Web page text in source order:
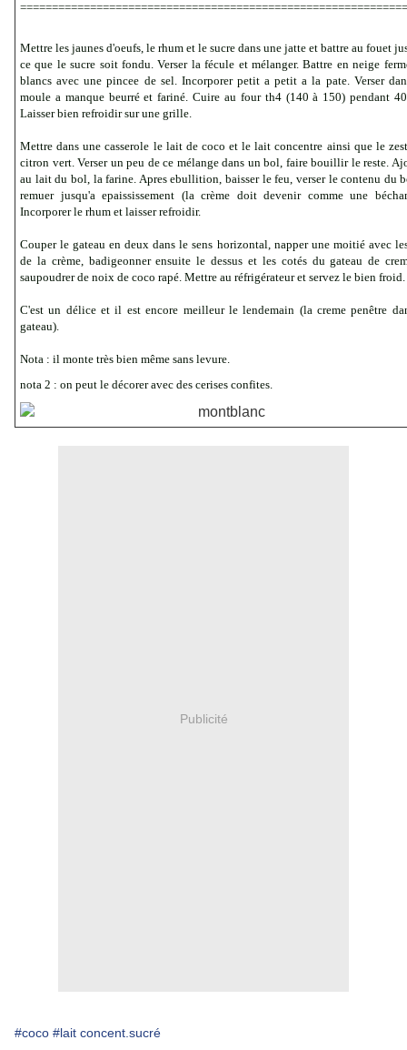
Mettre les jaunes d'oeufs, le rhum et le sucre dans une jatte et battre au fouet
ce que le sucre soit fondu. Verser la fécule et mélanger. Battre en neige
blancs avec une pincee de sel. Incorporer petit a petit a la pate. Verser
moule a manque beurré et fariné. Cuire au four th4 (140 à 150) pendant
Laisser bien refroidir sur une grille.
Mettre dans une casserole le lait de coco et le lait concentre ainsi que le
citron vert. Verser un peu de ce mélange dans un bol, faire bouillir le reste.
au lait du bol, la farine. Apres ebullition, baisser le feu, verser le contenu du
remuer jusqu'a epaississement (la crème doit devenir commeune
Incorporer le rhum et laisser refroidir.
Couper le gateau en deux dans le sens horizontal, napper une moitié avec
de la crème, badigeonner ensuite le dessus et les cotés du gateau de
saupoudrer de noix de coco rapé. Mettre au réfrigérateur et servez le bien froid.
C'est un délice et il est encore meilleur le lendemain (la creme penêtre
gateau).
Nota : il monte très bien même sans levure.
nota 2 : on peut le décorer avec des cerises confites.
Publicité
#coco #lait concent.sucré